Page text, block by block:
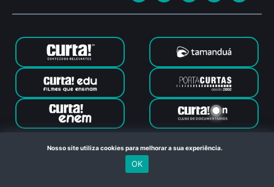
Canal Curta © 2024. Todos os direitos reservados. Feito com
no Rio de Janeiro
Nosso site utiliza cookies para melhorar a sua experiência.
OK